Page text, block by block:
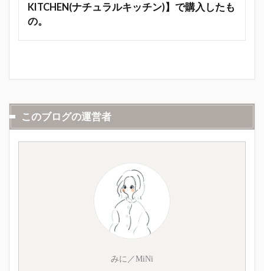
KITCHEN(ナチュラルキッチン)】で購入したも
の。
このブログの運営者
みに／MiNi